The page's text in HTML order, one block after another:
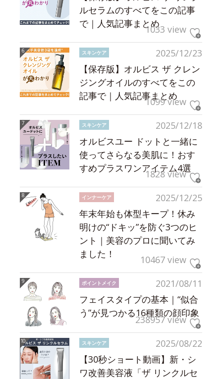
ルセラムのすべてをこの記事
で｜人気記事まとめ1033 view
2025/12/23
スキンケア
【保存版】オルビス ザ クレン
ジングオイルのすべてをこの
記事で｜人気記事まとめ
1099 view
2025/12/18
スキンケア
オルビスユー ドットと一緒に
使ってさらなる美肌に！おす
すめプラスワンアイテム4選
1828 view
2025/12/25
インナーケア
年末年始も体型キープ！休み
明けの“ドキッ”を防ぐ3つのヒ
ント｜美容のプロに聞いてみ
ました！
10467 view
2021/08/11
ポイントメイク
フェイスタイプの基本｜“似合
う”が見つかる16種類の顔印象
238957 view
2025/08/22
スキンケア
【30秒ショート動画】新・シ
ワ改善美容液「ザ リンクルセ